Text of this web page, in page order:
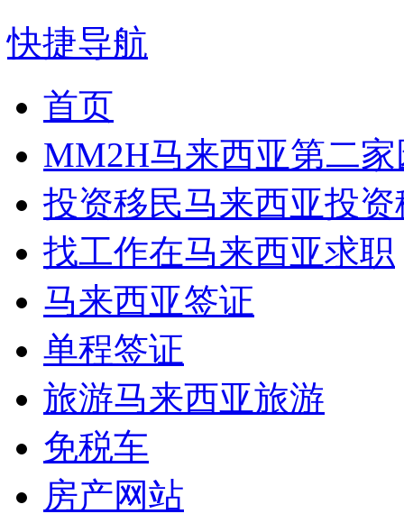
快捷导航
首页
MM2H马来西亚第二家
投资移民马来西亚投资
找工作在马来西亚求职
马来西亚签证
单程签证
旅游马来西亚旅游
免税车
房产网站